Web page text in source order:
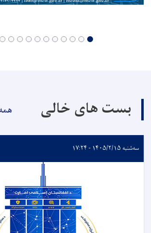
بست های خالی
سه‌شنبه ۱۴۰۵/۲/۱۵ - ۱۷:۲۴